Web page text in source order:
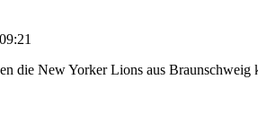
die New Yorker Lions aus